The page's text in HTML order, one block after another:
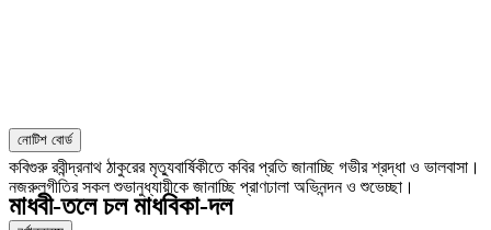
নোটিশ বোর্ড
কবিগুরু রবীন্দ্রনাথ ঠাকুরের মৃত্যুবার্ষিকীতে কবির প্রতি জানাচ্ছি গভীর শ্রদ্ধা ও ভালবাসা।
নজরুলগীতির সকল শুভানুধ্যায়ীকে জানাচ্ছি প্রাণঢালা অভিনন্দন ও শুভেচ্ছা।
মাধবী-তলে চল মাধবিকা-দল